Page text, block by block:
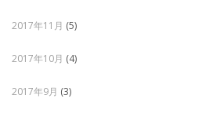
2017年11月 (5)
2017年10月 (4)
2017年9月 (3)